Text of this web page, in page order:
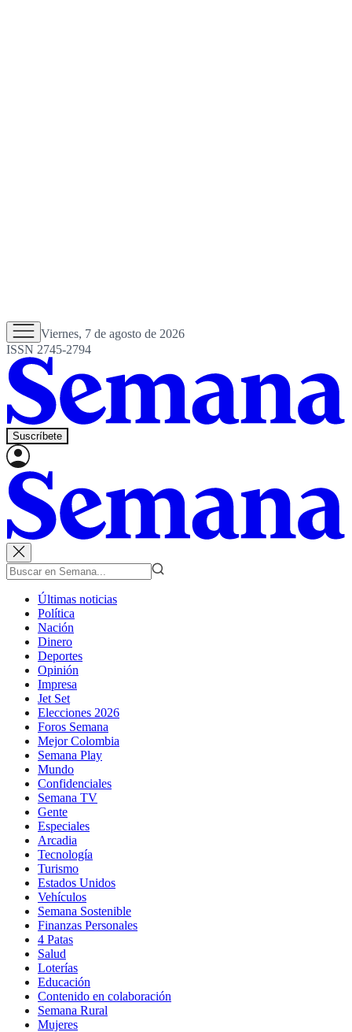
Viernes, 7 de agosto de 2026
ISSN 2745-2794
Suscríbete
Últimas noticias
Política
Nación
Dinero
Deportes
Opinión
Impresa
Jet Set
Elecciones 2026
Foros Semana
Mejor Colombia
Semana Play
Mundo
Confidenciales
Semana TV
Gente
Especiales
Arcadia
Tecnología
Turismo
Estados Unidos
Vehículos
Semana Sostenible
Finanzas Personales
4 Patas
Salud
Loterías
Educación
Contenido en colaboración
Semana Rural
Mujeres